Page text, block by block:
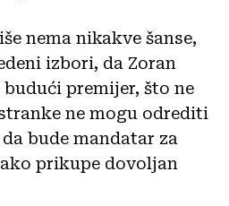
nema nikakve šanse,
izbori, da Zoran
premijer, što ne
ne mogu odrediti
bude mandatar za
prikupe dovoljan